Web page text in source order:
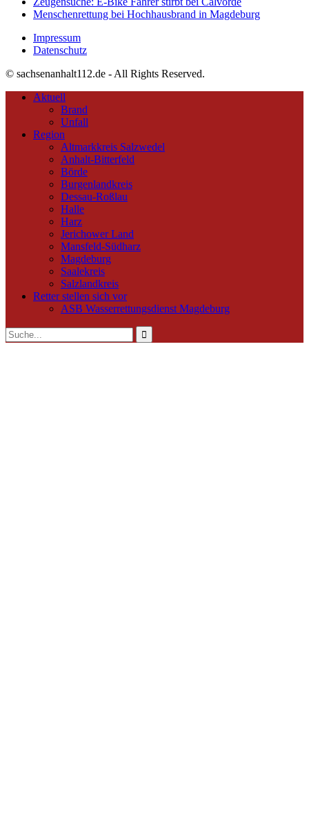
Menschenrettung bei Hochhausbrand in Magdeburg
Impressum
Datenschutz
© sachsenanhalt112.de - All Rights Reserved.
Aktuell
Brand
Unfall
Region
Altmarkkreis Salzwedel
Anhalt-Bitterfeld
Börde
Burgenlandkreis
Dessau-Roßlau
Halle
Harz
Jerichower Land
Mansfeld-Südharz
Magdeburg
Saalekreis
Salzlandkreis
Retter stellen sich vor
ASB Wasserrettungsdienst Magdeburg